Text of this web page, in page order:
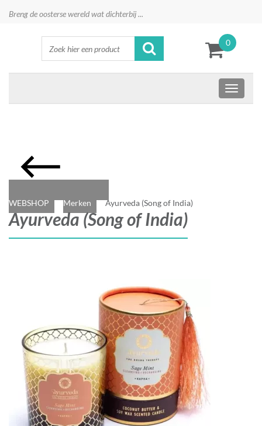
Breng de oosterse wereld wat dichterbij ...
0
WEBSHOP Merken Ayurveda (Song of India)
Ayurveda (Song of India)